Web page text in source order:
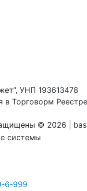
УНП 193613478
в Торговорм
© 2026 |
6-999